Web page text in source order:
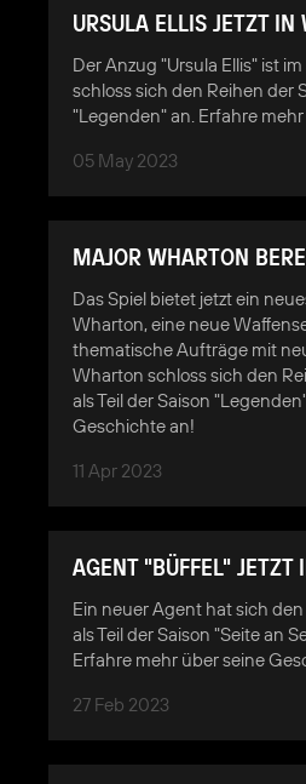
URSULA ELLIS JETZT IN
Der Anzug "Ursula Ellis" ist
schloss sich den Reihen der
"Legenden" an. Erfahre
05 May 2023
MAJOR WHARTON
Das Spiel bietet jetzt ein
Wharton, eine neue
thematische Aufträge mit
Wharton schloss sich den
als Teil der Saison
Geschichte an!
11 Apr 2023
AGENT "BÜFFEL" JETZT
Ein neuer Agent hat sich
als Teil der Saison "Seite an
Erfahre mehr über seine
27 Feb 2023